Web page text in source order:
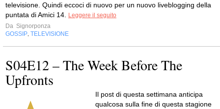
televisione. Quindi eccoci di nuovo per un nuovo liveblogging della
puntata di Amici 14. Leggere il seguito
Da Signorponza
GOSSIP, TELEVISIONE
S04E12 – The Week Before The
Upfronts
Il post di questa settimana anticipa
qualcosa sulla fine di questa stagione